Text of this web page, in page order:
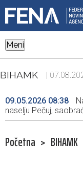
Meni
BIHAMK |
09.05.2026 08:38
naselju Pečuj,
Početna > BIHAMK